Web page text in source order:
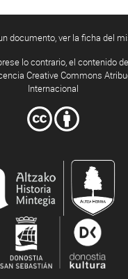
documento, ver la ficha del
lo contrario, el contenido
Creative Commons
Internacional